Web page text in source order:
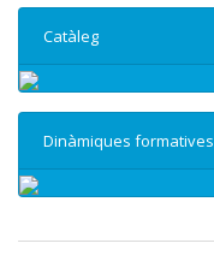
Catàleg
Dinàmiques formatives